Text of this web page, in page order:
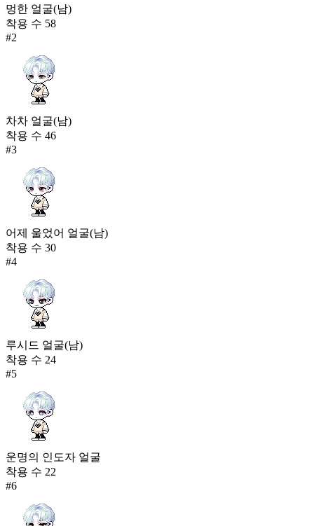
멍한 얼굴(남)
착용 수 58
#2
차차 얼굴(남)
착용 수 46
#3
어제 울었어 얼굴(남)
착용 수 30
#4
루시드 얼굴(남)
착용 수 24
#5
운명의 인도자 얼굴
착용 수 22
#6